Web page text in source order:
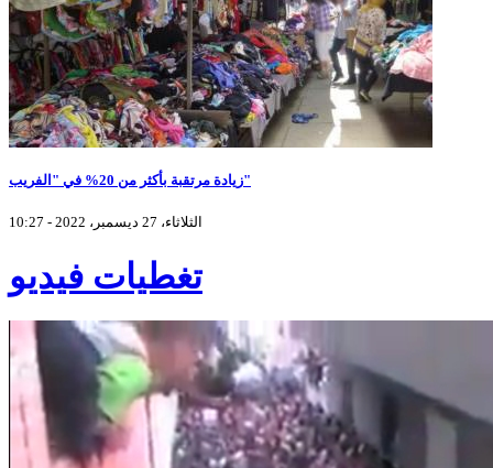
زيادة مرتقبة بأكثر من 20% في "الفريب"
الثلاثاء، 27 ديسمبر، 2022 - 10:27
تغطيات فيديو